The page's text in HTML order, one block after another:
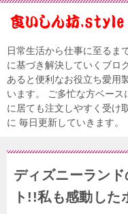
日常生活から仕事に至るま
に基づき解決していくブロ
あると便利なお役立ち愛用
います。 ご多忙な方ベース
に居ても注文しやすく受け
に 毎日更新していきます。
ディズニーラン
ト!!私も感動した